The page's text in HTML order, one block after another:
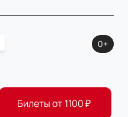
0+
Билеты от 1100₽